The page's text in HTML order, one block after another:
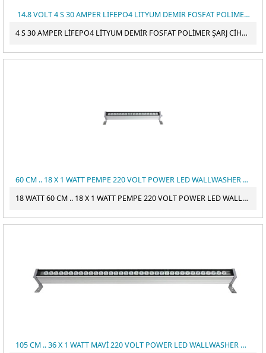
14.8 VOLT 4 S 30 AMPER LİFEPO4 LİTYUM DEMİR FOSFAT POLİMER ŞARJ CİHAZI
4 S 30 AMPER LİFEPO4 LİTYUM DEMİR FOSFAT POLİMER ŞARJ CİHAZI
60 CM .. 18 X 1 WATT PEMPE 220 VOLT POWER LED WALLWASHER LİLA DUVAR BOYAMA
18 WATT 60 CM .. 18 X 1 WATT PEMPE 220 VOLT POWER LED WALLWASHER LİLA DUVAR BOYAMA
105 CM .. 36 X 1 WATT MAVİ 220 VOLT POWER LED WALLWASHER DUVAR BOYAMA